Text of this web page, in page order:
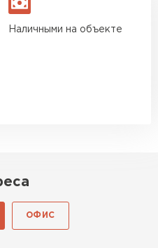
Наличными на объекте
ОФИС